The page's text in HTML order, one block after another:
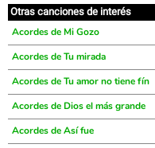
Otras canciones de interés
Acordes de Mi Gozo
Acordes de Tu mirada
Acordes de Tu amor no tiene fín
Acordes de Dios el más grande
Acordes de Así fue